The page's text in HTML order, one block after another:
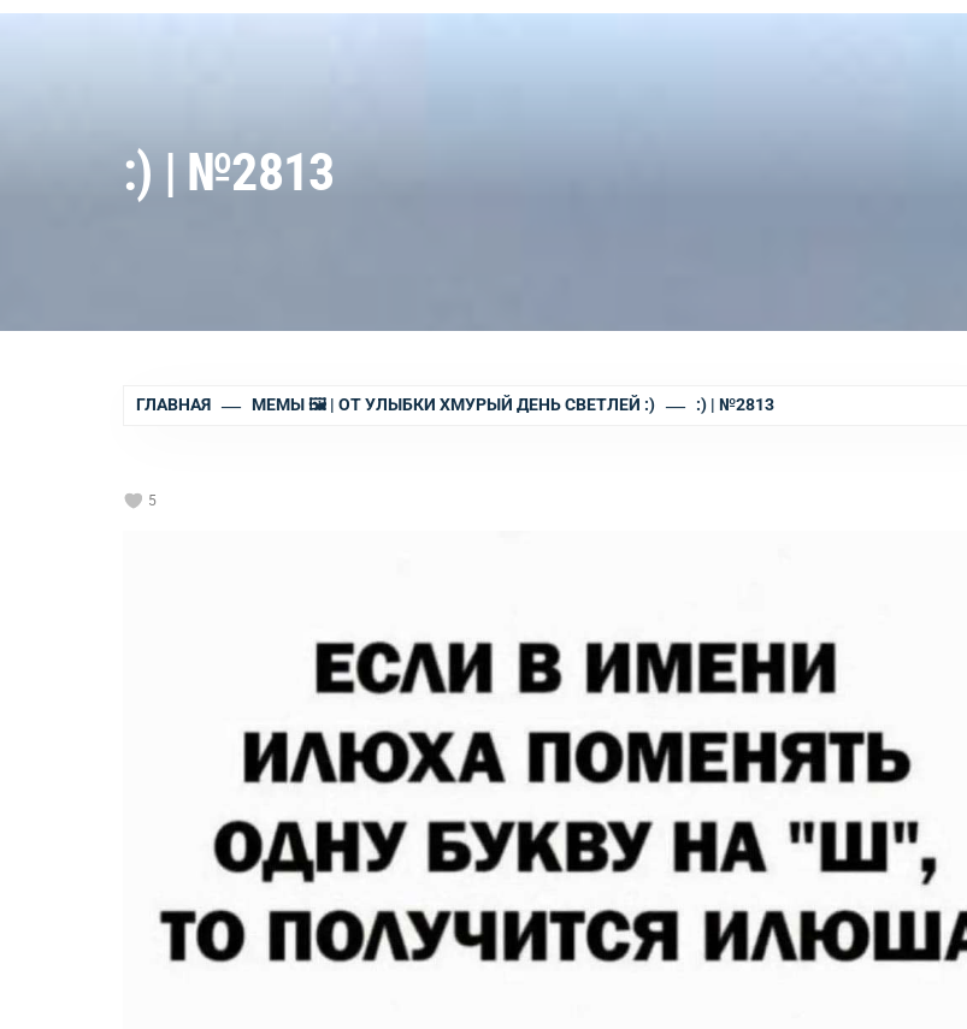
:) | №2813
ГЛАВНАЯ МЕМЫ 🖼 | ОТ УЛЫБКИ ХМУРЫЙ ДЕНЬ СВЕТЛЕЙ :) :) | №2813
5